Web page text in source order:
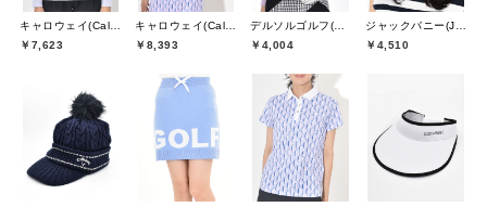
キャロウェイ(Callaway)
￥7,623
キャロウェイ(Callaway)
￥8,393
デルソルゴルフ(DELSOL GOLF)
￥4,004
ジャックバニー(Jack Bunny)
￥4,510